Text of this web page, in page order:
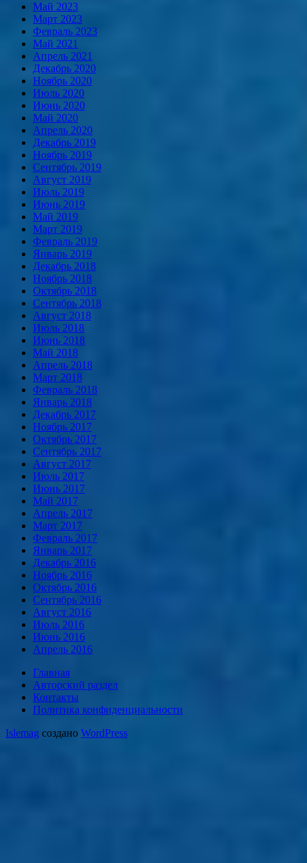
Май 2023
Март 2023
Февраль 2023
Май 2021
Апрель 2021
Декабрь 2020
Ноябрь 2020
Июль 2020
Июнь 2020
Май 2020
Апрель 2020
Декабрь 2019
Ноябрь 2019
Сентябрь 2019
Август 2019
Июль 2019
Июнь 2019
Май 2019
Март 2019
Февраль 2019
Январь 2019
Декабрь 2018
Ноябрь 2018
Октябрь 2018
Сентябрь 2018
Август 2018
Июль 2018
Июнь 2018
Май 2018
Апрель 2018
Март 2018
Февраль 2018
Январь 2018
Декабрь 2017
Ноябрь 2017
Октябрь 2017
Сентябрь 2017
Август 2017
Июль 2017
Июнь 2017
Май 2017
Апрель 2017
Март 2017
Февраль 2017
Январь 2017
Декабрь 2016
Ноябрь 2016
Октябрь 2016
Сентябрь 2016
Август 2016
Июль 2016
Июнь 2016
Апрель 2016
Главная
Авторский раздел
Контакты
Политика конфиденциальности
Islemag создано WordPress